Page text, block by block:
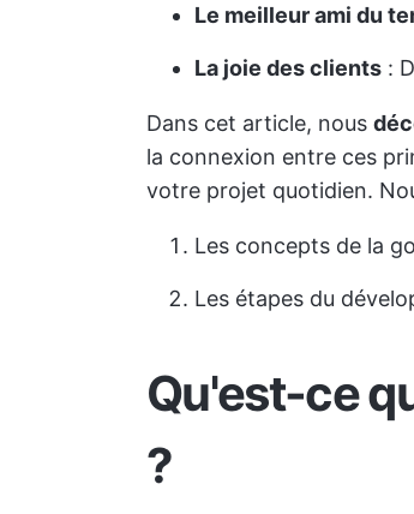
Le meilleur ami du
La joie des clients :
Dans cet article, nous
la connexion entre ces
votre projet quotidien.
Les concepts de la
Les étapes du
Qu'est-ce
?